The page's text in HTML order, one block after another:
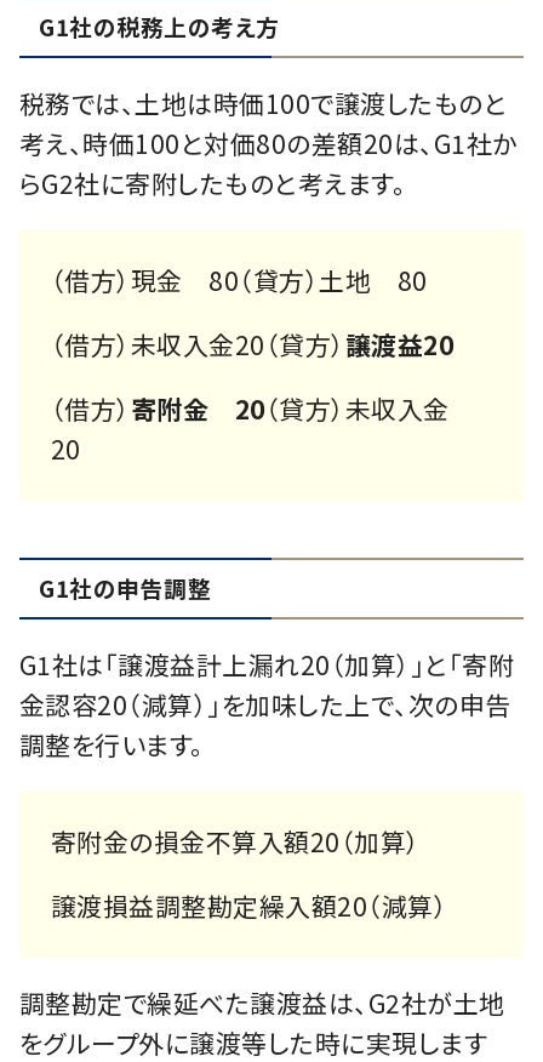
G1社の税務上の考え方
税務では、土地は時価100で譲渡したものと
考え、時価100と対価80の差額20は、G1社か
らG2社に寄附したものと考えます。
（借方）現金 80（貸方）土地 80
（借方）未収入金20（貸方） 譲渡益20
（借方） 寄附金 20（貸方）未収入金
20
G1社の申告調整
G1社は「譲渡益計上漏れ20（加算）」と「寄附
金認容20（減算）」を加味した上で、次の申告
調整を行います。
寄附金の損金不算入額20（加算）
譲渡損益調整勘定繰入額20（減算）
調整勘定で繰延べた譲渡益は、G2社が土地
をグループ外に譲渡等した時に実現します